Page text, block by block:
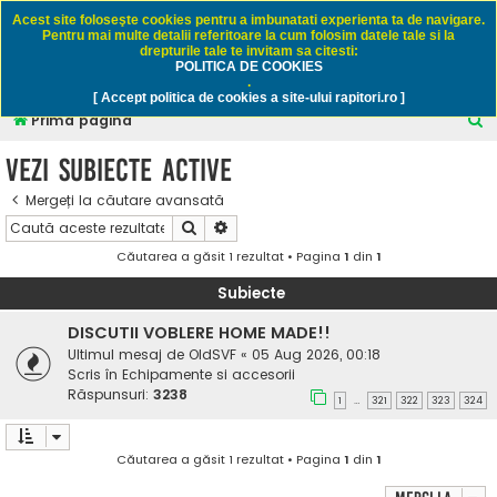
Rapitori.ro - Pescuit sportiv
Prima pagină
C
Vezi subiecte active
Mergeți la căutare avansată
Căutare
Căutarea a găsit 1 rezultat • Pagina 1 din 1
Subiecte
DISCUTII VOBLERE HOME MADE!!
Ultimul mesaj de OldSVF « 05 Aug 2026, 00:18
Scris în Echipamente si accesorii
Răspunsuri: 3238 1 … 321 322 323 324
Căutarea a găsit 1 rezultat • Pagina 1 din 1
Acest site foloseşte cookies pentru a imbunatati experienta ta de navigare.
Pentru mai multe detalii referitoare la cum folosim datele tale si la
drepturile tale te invitam sa citesti:
POLITICA DE COOKIES
.
[ Accept politica de cookies a site-ului rapitori.ro ]